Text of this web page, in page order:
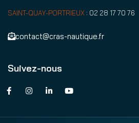
SAINT-QUAY-PORTRIEUX : 02 28 17 70 76
contact@cras-nautique.fr
Suivez-nous